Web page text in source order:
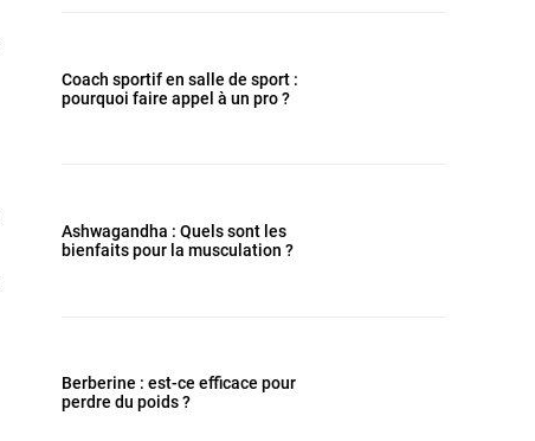
Coach sportif en salle de sport :
pourquoi faire appel à un pro ?
Ashwagandha : Quels sont les
bienfaits pour la musculation ?
Berberine : est-ce efficace pour
perdre du poids ?